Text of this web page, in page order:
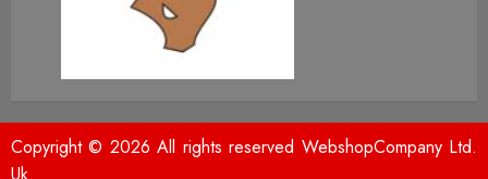
Copyright © 2026 All rights reserved WebshopCompany Ltd.